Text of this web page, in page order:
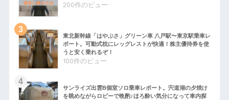
200件のビュー
東北新幹線「はやぶさ」グリーン車 八戸駅〜東京駅乗車レ
ポート。可動式枕にレッグレストが快適！株主優待券を使
うと安く乗れるぞ！
100件のビュー
サンライズ出雲B個室ソロ乗車レポート。宍道湖の夕焼け
を眺めながらロビーで晩酌♪ほろ酔い気分になって車内探